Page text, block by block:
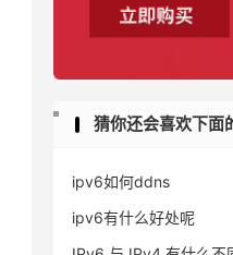
猜你还会喜欢下面
ipv6如何ddns
ipv6有什么好处呢